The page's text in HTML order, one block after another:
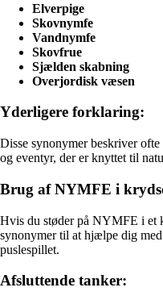
Elverpige
Skovnymfe
Vandnymfe
Skovfrue
Sjælden skabning
Overjordisk væsen
Yderligere forklaring:
Disse synonymer beskriver
og eventyr, der er knyttet til
Brug af NYMFE i
Hvis du støder på NYMFE i et
synonymer til at hjælpe dig
puslespillet.
Afsluttende tanker: